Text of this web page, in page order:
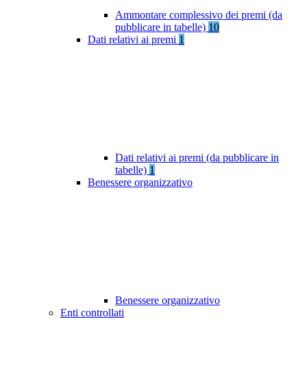
Ammontare complessivo dei premi (da
pubblicare in tabelle) 10
Dati relativi ai premi 1
Dati relativi ai premi (da pubblicare in
tabelle) 1
Benessere organizzativo
Benessere organizzativo
Enti controllati